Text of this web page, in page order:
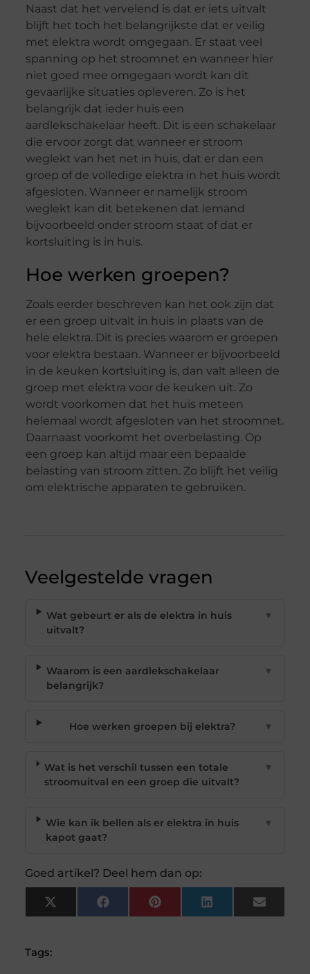
Naast dat het vervelend is dat er iets uitvalt
blijft het toch het belangrijkste dat er veilig
met elektra wordt omgegaan. Er staat veel
spanning op het stroomnet en wanneer hier
niet goed mee omgegaan wordt kan dit
gevaarlijke situaties opleveren. Zo is het
belangrijk dat ieder huis een
aardlekschakelaar heeft. Dit is een schakelaar
die ervoor zorgt dat wanneer er stroom
weglekt van het net in huis, dat er dan een
groep of de volledige elektra in het huis wordt
afgesloten. Wanneer er namelijk stroom
weglekt kan dit betekenen dat iemand
bijvoorbeeld onder stroom staat of dat er
kortsluiting is in huis.
Hoe werken groepen?
Zoals eerder beschreven kan het ook zijn dat
er een groep uitvalt in huis in plaats van de
hele elektra. Dit is precies waarom er groepen
voor elektra bestaan. Wanneer er bijvoorbeeld
in de keuken kortsluiting is, dan valt alleen de
groep met elektra voor de keuken uit. Zo
wordt voorkomen dat het huis meteen
helemaal wordt afgesloten van het stroomnet.
Daarnaast voorkomt het overbelasting. Op
een groep kan altijd maar een bepaalde
belasting van stroom zitten. Zo blijft het veilig
om elektrische apparaten te gebruiken.
Veelgestelde vragen
Wat gebeurt er als de elektra in huis
uitvalt?
▼
Waarom is een aardlekschakelaar
belangrijk?
▼
Hoe werken groepen bij elektra? ▼
Wat is het verschil tussen een totale
stroomuitval en een groep die uitvalt?
▼
Wie kan ik bellen als er elektra in huis
kapot gaat?
▼
Goed artikel? Deel hem dan op:
X
(Twitter)
FacebookPinterest LinkedIn Email
Tags: